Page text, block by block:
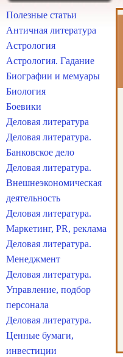
Полезные статьи
Античная литература
Астрология
Астрология. Гадание
Биографии и мемуары
Биология
Боевики
Деловая литература
Деловая литература.
Банковское дело
Деловая литература.
Внешнеэкономическая
деятельность
Деловая литература.
Маркетинг, PR, реклама
Деловая литература.
Менеджмент
Деловая литература.
Управление, подбор
персонала
Деловая литература.
Ценные бумаги,
инвестиции